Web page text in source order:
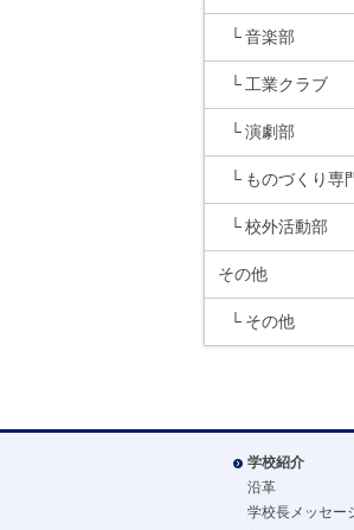
音楽部
工業クラブ
演劇部
ものづくり専
校外活動部
その他
その他
学校紹介
沿革
学校長メッセー